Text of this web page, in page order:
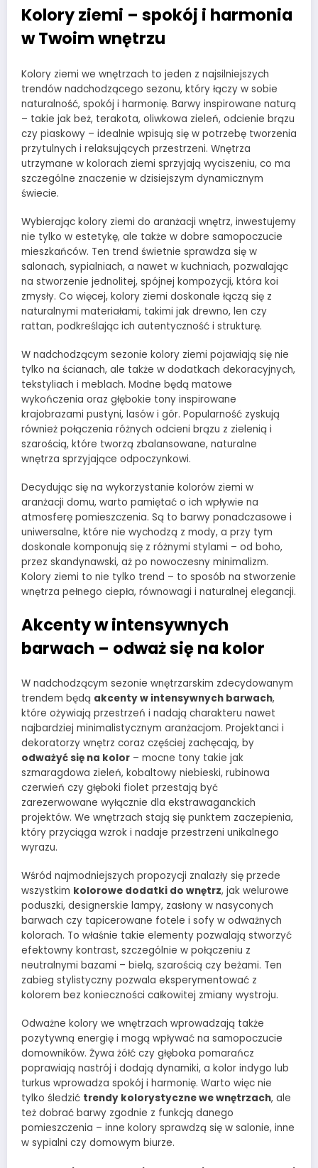
Kolory ziemi – spokój i harmonia
w Twoim wnętrzu
Kolory ziemi we wnętrzach to jeden z najsilniejszych
trendów nadchodzącego sezonu, który łączy w sobie
naturalność, spokój i harmonię. Barwy inspirowane naturą
– takie jak beż, terakota, oliwkowa zieleń, odcienie brązu
czy piaskowy – idealnie wpisują się w potrzebę tworzenia
przytulnych i relaksujących przestrzeni. Wnętrza
utrzymane w kolorach ziemi sprzyjają wyciszeniu, co ma
szczególne znaczenie w dzisiejszym dynamicznym
świecie.
Wybierając kolory ziemi do aranżacji wnętrz, inwestujemy
nie tylko w estetykę, ale także w dobre samopoczucie
mieszkańców. Ten trend świetnie sprawdza się w
salonach, sypialniach, a nawet w kuchniach, pozwalając
na stworzenie jednolitej, spójnej kompozycji, która koi
zmysły. Co więcej, kolory ziemi doskonale łączą się z
naturalnymi materiałami, takimi jak drewno, len czy
rattan, podkreślając ich autentyczność i strukturę.
W nadchodzącym sezonie kolory ziemi pojawiają się nie
tylko na ścianach, ale także w dodatkach dekoracyjnych,
tekstyliach i meblach. Modne będą matowe
wykończenia oraz głębokie tony inspirowane
krajobrazami pustyni, lasów i gór. Popularność zyskują
również połączenia różnych odcieni brązu z zielenią i
szarością, które tworzą zbalansowane, naturalne
wnętrza sprzyjające odpoczynkowi.
Decydując się na wykorzystanie kolorów ziemi w
aranżacji domu, warto pamiętać o ich wpływie na
atmosferę pomieszczenia. Są to barwy ponadczasowe i
uniwersalne, które nie wychodzą z mody, a przy tym
doskonale komponują się z różnymi stylami – od boho,
przez skandynawski, aż po nowoczesny minimalizm.
Kolory ziemi to nie tylko trend – to sposób na stworzenie
wnętrza pełnego ciepła, równowagi i naturalnej elegancji.
Akcenty w intensywnych
barwach – odważ się na kolor
W nadchodzącym sezonie wnętrzarskim zdecydowanym
trendem będą akcenty w intensywnych barwach,
które ożywiają przestrzeń i nadają charakteru nawet
najbardziej minimalistycznym aranżacjom. Projektanci i
dekoratorzy wnętrz coraz częściej zachęcają, by
odważyć się na kolor – mocne tony takie jak
szmaragdowa zieleń, kobaltowy niebieski, rubinowa
czerwień czy głęboki fiolet przestają być
zarezerwowane wyłącznie dla ekstrawaganckich
projektów. We wnętrzach stają się punktem zaczepienia,
który przyciąga wzrok i nadaje przestrzeni unikalnego
wyrazu.
Wśród najmodniejszych propozycji znalazły się przede
wszystkim kolorowe dodatki do wnętrz, jak welurowe
poduszki, designerskie lampy, zasłony w nasyconych
barwach czy tapicerowane fotele i sofy w odważnych
kolorach. To właśnie takie elementy pozwalają stworzyć
efektowny kontrast, szczególnie w połączeniu z
neutralnymi bazami – bielą, szarością czy beżami. Ten
zabieg stylistyczny pozwala eksperymentować z
kolorem bez konieczności całkowitej zmiany wystroju.
Odważne kolory we wnętrzach wprowadzają także
pozytywną energię i mogą wpływać na samopoczucie
domowników. Żywa żółć czy głęboka pomarańcz
poprawiają nastrój i dodają dynamiki, a kolor indygo lub
turkus wprowadza spokój i harmonię. Warto więc nie
tylko śledzić trendy kolorystyczne we wnętrzach, ale
też dobrać barwy zgodnie z funkcją danego
pomieszczenia – inne kolory sprawdzą się w salonie, inne
w sypialni czy domowym biurze.